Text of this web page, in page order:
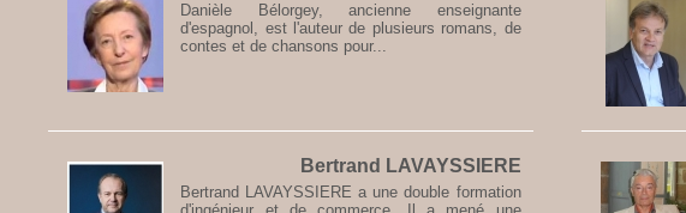
Danièle Bélorgey, ancienne enseignante
d'espagnol, est l'auteur de plusieurs romans, de
contes et de chansons pour...
Bertrand LAVAYSSIERE
Bertrand LAVAYSSIERE a une double formation